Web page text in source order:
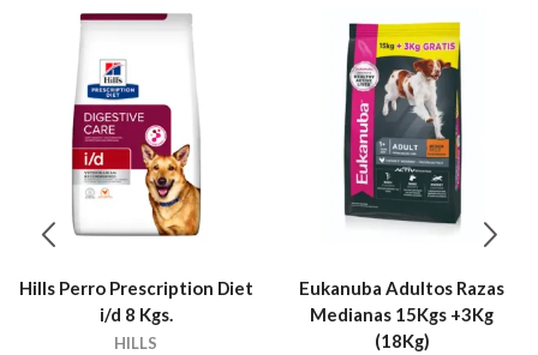
Hills Perro Prescription Diet
i/d 8 Kgs.
HILLS
Eukanuba Adultos Razas
Medianas 15Kgs +3Kg
(18Kg)